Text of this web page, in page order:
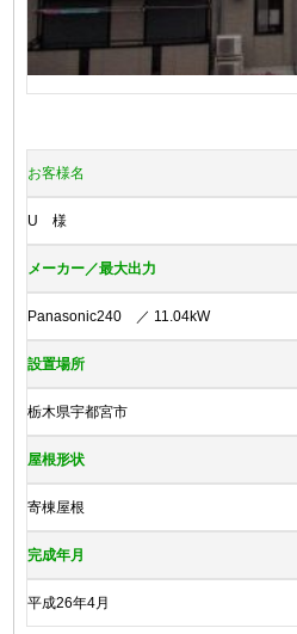
お客様名
U 様
メーカー／最大出力
Panasonic240 ／ 11.04kW
設置場所
栃木県宇都宮市
屋根形状
寄棟屋根
完成年月
平成26年4月